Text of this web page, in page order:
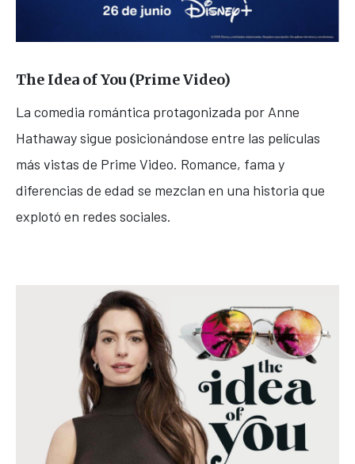
The Idea of You (Prime Video)
La comedia romántica protagonizada por Anne
Hathawaysigue posicionándose entre las películas
más vistas de Prime Video. Romance, fama y
diferencias de edad se mezclan en una historia que
explotó en redes sociales.